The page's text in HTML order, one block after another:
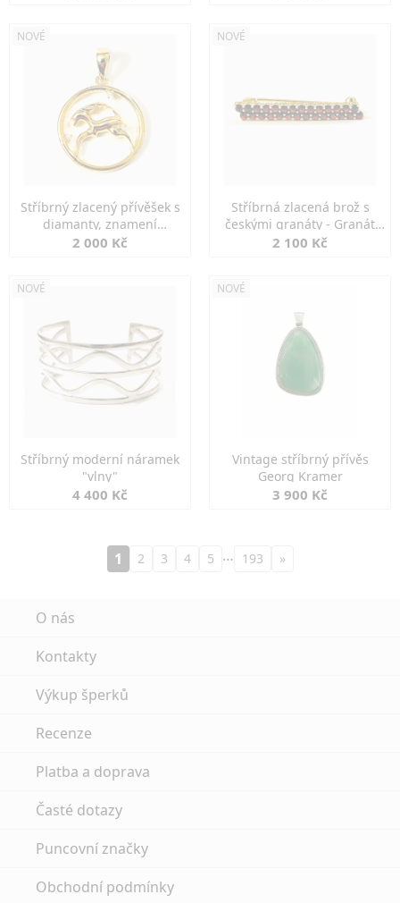
NOVÉ
Stříbrný zlacený přívěšek s
diamanty, znamení
KOZOROH
2 000 Kč
NOVÉ
Stříbrná zlacená brož s
českými granáty - Granát
Turnov
2 100 Kč
NOVÉ
Stříbrný moderní náramek
"vlny"
4 400 Kč
NOVÉ
Vintage stříbrný přívěs
Georg Kramer
3 900 Kč
1 2 3 4 5 … 193 »
O nás
Kontakty
Výkup šperků
Recenze
Platba a doprava
Časté dotazy
Puncovní značky
Obchodní podmínky